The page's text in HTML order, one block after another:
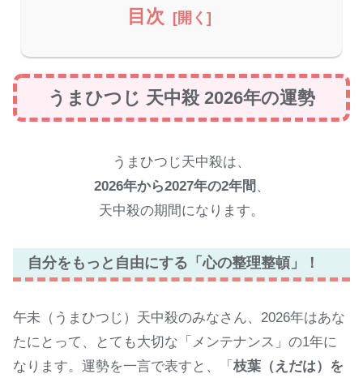
目次
うまひつじ 天中殺 2026年の運勢
うまひつじ天中殺は、
2026年から2027年の2年間 、
天中殺の期間になります。
自分をもっと自由にする「心の整理整頓」！
午未（うまひつじ）天中殺のみなさん、2026年はあな
たにとって、とても大切な「メンテナンス」の1年に
なります。運勢を一言で表すと、「 枝葉（えだは）を